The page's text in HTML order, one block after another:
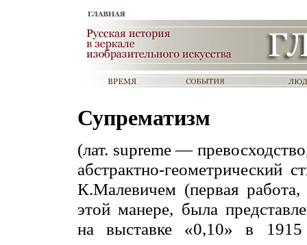
Супрематизм
(лат. supreme —
абстрактно-геометрический
К.Малевичем (первая
этой манере, была
на выставке «0,10» в